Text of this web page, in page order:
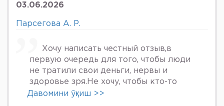
хурмат Билан Мафтуна
03.06.2026
Парсегова А. Р.
Хочу написать честный отзыв,в
первую очередь для того, чтобы люди
не тратили свои деньги, нервы и
здоровье зря.Не хочу, чтобы кто-то
пережил то, что пережила я. Врач
Давомини ўқиш >>